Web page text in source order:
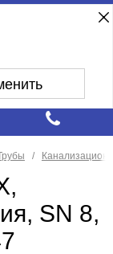
SN 8,